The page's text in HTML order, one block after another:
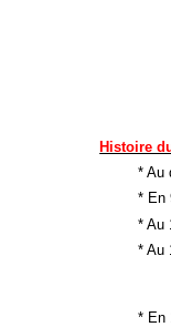
Histoire
* Au
* En
* Au
* Au
* En